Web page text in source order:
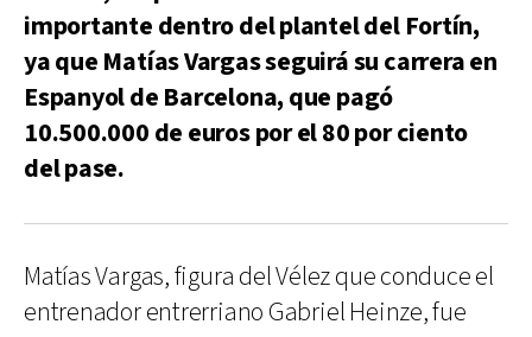
importante dentro del plantel del Fortín,
ya que Matías Vargas seguirá su carrera en
Espanyol de Barcelona, que pagó
10.500.000 de euros por el 80 por ciento
del pase.
Matías Vargas, figura del Vélez que conduce el
entrenador entrerriano Gabriel Heinze, fue